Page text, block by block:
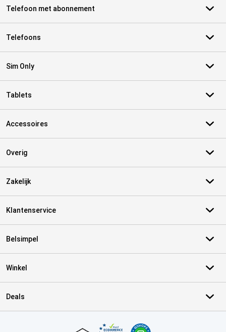
Telefoon met abonnement
Telefoons
Sim Only
Tablets
Accessoires
Overig
Zakelijk
Klantenservice
Belsimpel
Winkel
Deals